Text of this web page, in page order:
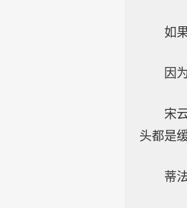
如
因
宋
头都是
蒂